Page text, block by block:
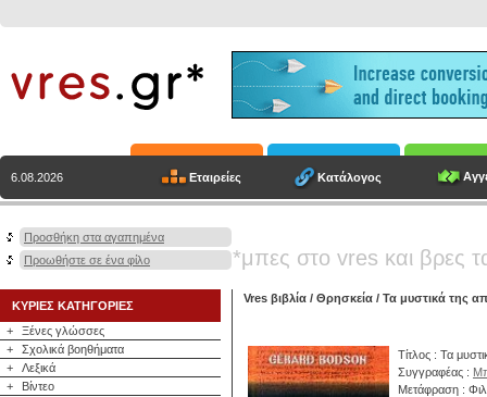
6.08.2026 Εταιρείες Κατάλογος
Προσθήκη στα αγαπημένα
Προωθήστε σε ένα φίλο
*μπες στο vres και βρες
ΚΥΡΙΕΣ ΚΑΤΗΓΟΡΙΕΣ
+
Ξένες γλώσσες
+
Σχολικά βοηθήματα
+
Λεξικά
+
Βίντεο
Vres βιβλία / Θρησκεία / Τα μυστικά της
Τίτλος : Τα
Συγγραφέας :
Μετάφραση :